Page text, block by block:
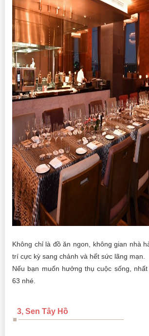
Không chỉ là đồ ăn ngon, không gian nhà
trí cực kỳ sang chảnh và hết sức lãng mạn.
Nếu bạn muốn hưởng thụ cuộc sống,
63 nhé.
3, Sen Tây Hồ